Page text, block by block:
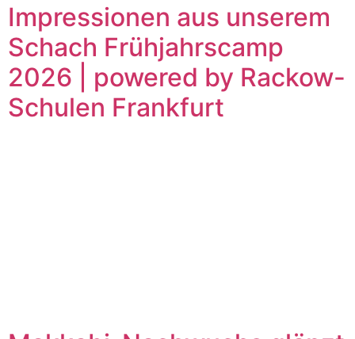
Impressionen aus unserem
Schach Frühjahrscamp
2026 | powered by Rackow-
Schulen Frankfurt